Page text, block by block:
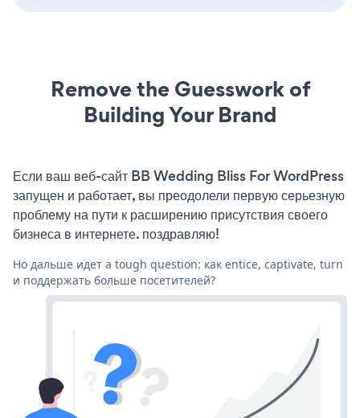
Remove the Guesswork of
Building Your Brand
Если ваш веб-сайт BB Wedding Bliss For WordPress
запущен и работает, вы преодолели первую серьезную
проблему на пути к расширению присутствия своего
бизнеса в интернете. поздравляю!
Но дальше идет a tough question: как entice, captivate, turn
и поддержать больше посетителей?